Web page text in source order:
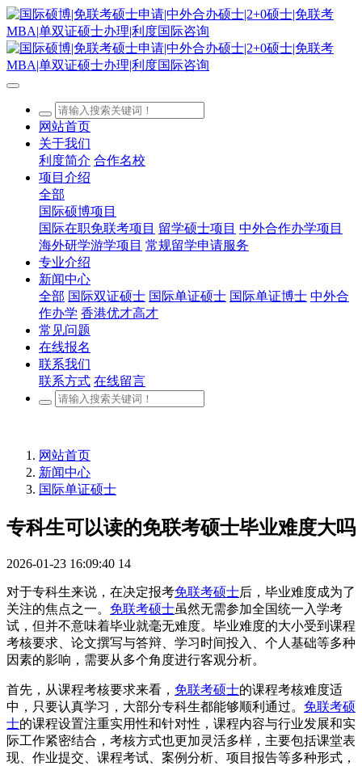
网站首页
关于我们
利度简介 合作名校
项目介绍
全部
国际硕博项目
国际在职免联考项目 留学硕士项目 中外合作办学项目
海外研学游学项目 常规留学申请服务
专业介绍
新闻中心
全部 国际双证硕士 国际单证硕士 国际单证博士 中外合
作办学 香港优才高才
常见问题
在线报名
联系我们
联系方式 在线留言
网站首页
新闻中心
国际单证硕士
专科生可以读的免联考硕士毕业难度大吗
2026-01-23 16:09:40 14
对于专科生来说，在决定报考免联考硕士后，毕业难度成为了
关注的焦点之一。 免联考硕士虽然无需参加全国统一入学考
试，但并不意味着毕业就毫无难度。毕业难度的大小受到课程
考核要求、论文撰写与答辩、学习时间投入、个人基础等多种
因素的影响，需要从多个角度进行客观分析。
首先，从课程考核要求来看， 免联考硕士的课程考核难度适
中，只要认真学习，大部分专科生都能够顺利通过。 免联考硕
士的课程设置注重实用性和针对性，课程内容与行业发展和实
际工作紧密结合，考核方式也更加灵活多样，主要包括课堂表
现、作业提交、课程考试、案例分析、项目报告等多种形式，